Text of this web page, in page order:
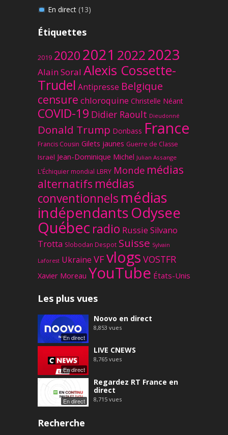
En direct(13)
Étiquettes
2019 20202021 20222023
Alain Soral Alexis Cossette-
Trudel Antipresse Belgique
censure chloroquine Christelle Néant
COVID-19 Didier Raoult Dieudonné
Donald Trump Donbass France
Francis Cousin Gilets jaunes Guerre de Classe
Israël Jean-Dominique Michel Julian Assange
L'Échiquier mondial LBRY Monde médias
alternatifs médias
conventionnels médias
indépendantsOdysee
Québec radio Russie Silvano
Trotta Slobodan Despot Suisse Sylvain
Laforest Ukraine VFvlogs VOSTFR
Xavier Moreau YouTube États-Unis
Les plus vues
En direct
Noovo en direct
8,853 vues
En direct
LIVE CNEWS
8,765 vues
En direct
Regardez RT France en
direct
8,715 vues
Recherche